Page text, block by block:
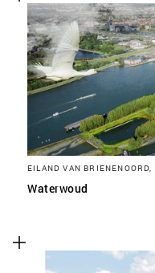
EILAND VAN BRIENENOORD,
Waterwoud